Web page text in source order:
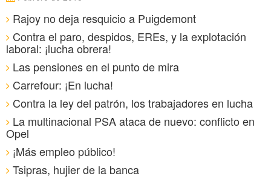
Rajoy no deja resquicio a Puigdemont
Contra el paro, despidos, EREs, y la explotación
laboral: ¡lucha obrera!
Las pensiones en el punto de mira
Carrefour: ¡En lucha!
Contra la ley del patrón, los trabajadores en lucha
La multinacional PSA ataca de nuevo: conflicto en
Opel
¡Más empleo público!
Tsipras, hujier de la banca